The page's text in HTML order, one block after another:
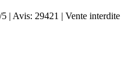
/5 | Avis: 29421 | Vente interdite